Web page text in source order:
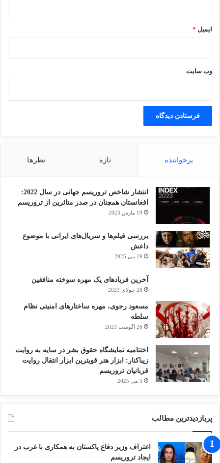
ایمیل *
وب‌ سایت
پرخواننده تازه نظرها
انتشار شاخص تروریسم جهانی در سال 2022:
افغانستان همچنان در صدر متاثرین از تروریسم
19 مارس 2023
بررسی فیلم‌ها و سریال‌های ایرانی با موضوع
داعش
19 می 2025
آخرین فریادهای یک مهره سوخته منافقین
26 جولای 2023
مسعود رجوی، مهره ساختارهای امنیتی نظام
سلطه
26 آگوست 2023
اختتامیه نمایشگاه حقوق بشر در سایه به روایت
زیباکنار: ابزار هنر قویترین ابزار انتقال روایت
قربانیان تروریسم
3 می 2025
پربازدیدترین مطالب
اعتراف وزیر دفاع پاکستان به همکاری با غرب در
ایجاد تروریسم